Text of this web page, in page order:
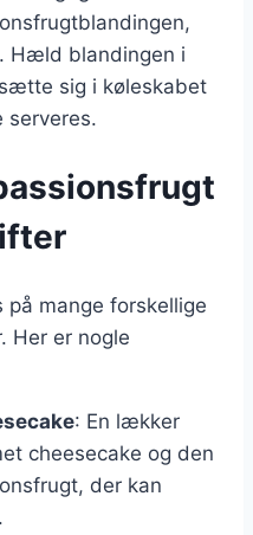
Hæld blandingen i
sig i køleskabet
serveres.
på mange forskellige
Her er nogle
: En lækker
cheesecake og den
der kan